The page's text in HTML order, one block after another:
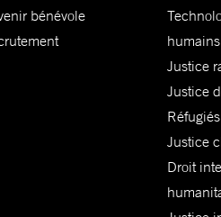
bénévole
humains
Justice
Justice
Justice
Droit